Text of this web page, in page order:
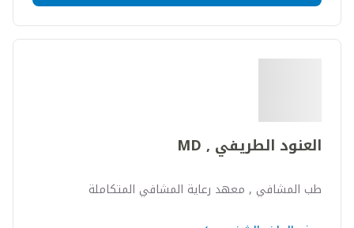
العنود الطريفي , MD
طب المشافي , معهد رعاية المشافي المتكاملة